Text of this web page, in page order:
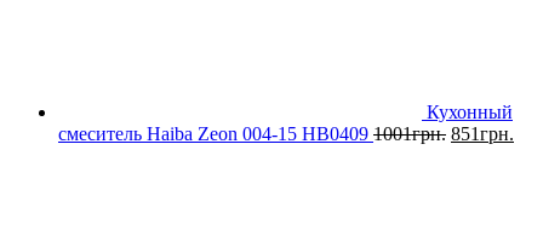
Кухонный
смеситель Haiba Zeon 004-15 HB0409 1001грн. 851грн.